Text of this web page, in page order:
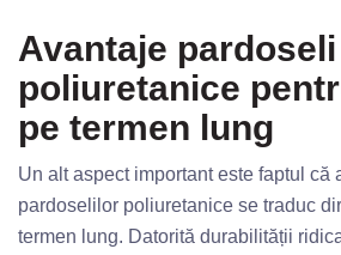
Avantaje pardoseli
poliuretanice
pe termen lung
Un alt aspect important este faptul că
pardoselilor poliuretanice se traduc
termen lung. Datorită durabilității